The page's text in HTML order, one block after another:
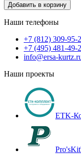
Добавить в корзину
Наши телефоны
+7 (812) 309-95-
+7 (495) 481-49-
info@ersa-
Наши проекты
ETK-